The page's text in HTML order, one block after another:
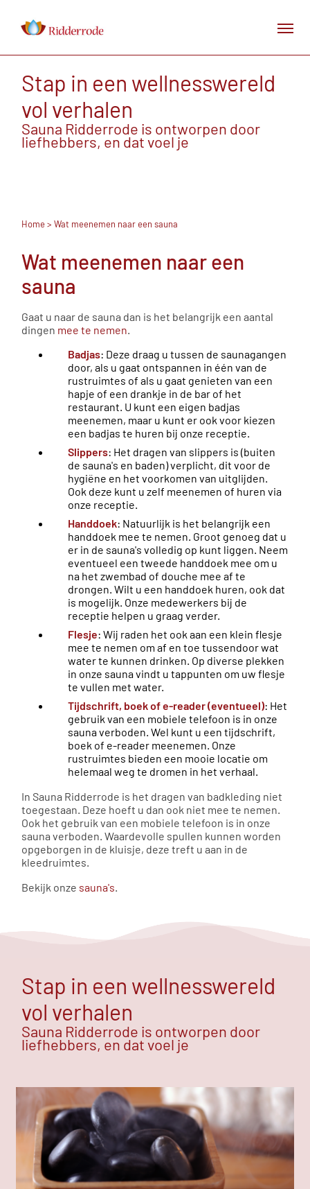
Stap in een wellnesswereld
vol verhalen
Sauna Ridderrode is ontworpen door
liefhebbers, en dat voel je
Home> Wat meenemen naar een sauna
Wat meenemen naar een
sauna
Gaat u naar de sauna dan is het belangrijk een aantal
dingen mee te nemen
Badjas: Deze draag u tussen de saunagangen
door, als u gaat ontspannen in één van de
rustruimtes of als u gaat genieten van een
hapje of een drankje in de bar of het
restaurant. U kunt een eigen badjas
meenemen, maar u kunt er ook voor kiezen
een badjas te huren bij onze receptie.
Slippers: Het dragen van slippers is (buiten
de sauna's en baden) verplicht, dit voor de
hygiëne en het voorkomen van uitglijden.
Ook deze kunt u zelf meenemen of huren via
onze receptie.
Handdoek: Natuurlijk is het belangrijk een
handdoek mee te nemen. Groot genoeg dat u
er in de sauna's volledig op kunt liggen. Neem
eventueel een tweede handdoek mee om u
na het zwembad of douche mee af te
drongen. Wilt u een handdoek huren, ook dat
is mogelijk. Onze medewerkers bij de
receptie helpen u graag verder.
Flesje: Wij raden het ook aan een klein flesje
mee te nemen om af en toe tussendoor wat
water te kunnen drinken. Op diverse plekken
in onze sauna vindt u tappunten om uw flesje
te vullen met water.
Tijdschrift, boek of e-reader (eventueel): Het
gebruik van een mobiele telefoon is in onze
sauna verboden. Wel kunt u een tijdschrift,
boek of e-reader meenemen. Onze
rustruimtes bieden een mooie locatie om
helemaal weg te dromen in het verhaal.
In Sauna Ridderrode is het dragen van badkleding niet
toegestaan. Deze hoeft u dan ook niet mee te nemen.
Ook het gebruik van een mobiele telefoon is in onze
sauna verboden. Waardevolle spullen kunnen worden
opgeborgen in de kluisje, deze treft u aan in de
kleedruimtes.
Bekijk onze sauna's.
Stap in een wellnesswereld
vol verhalen
Sauna Ridderrode is ontworpen door
liefhebbers, en dat voel je